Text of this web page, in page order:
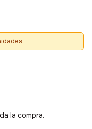
la compra.